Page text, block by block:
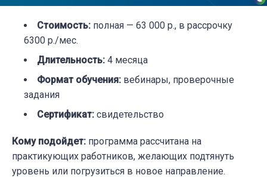
Стоимость: полная — 63 000 р., в рассрочку
6300 р./мес.
Длительность: 4 месяца
Формат обучения: вебинары, проверочные
задания
Сертификат: свидетельство
Кому подойдет: программа рассчитана на
практикующих работников, желающих подтянуть
уровень или погрузиться в новое направление.